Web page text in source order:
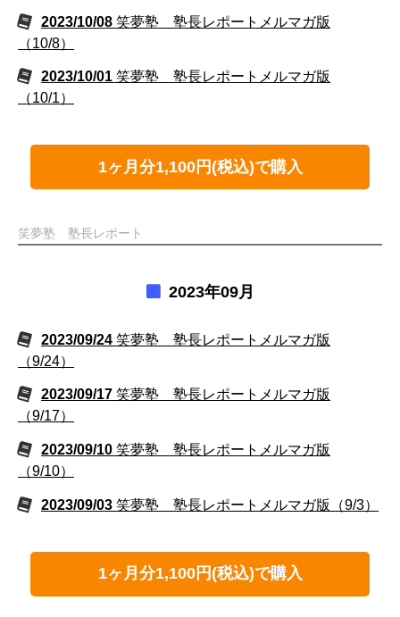
2023/10/08 笑夢塾 塾長レポートメルマガ版
（10/8）
2023/10/01 笑夢塾 塾長レポートメルマガ版
（10/1）
1ヶ月分1,100円(税込)で購入
笑夢塾 塾長レポート
2023年09月
2023/09/24 笑夢塾 塾長レポートメルマガ版
（9/24）
2023/09/17 笑夢塾 塾長レポートメルマガ版
（9/17）
2023/09/10 笑夢塾 塾長レポートメルマガ版
（9/10）
2023/09/03 笑夢塾 塾長レポートメルマガ版（9/3）
1ヶ月分1,100円(税込)で購入